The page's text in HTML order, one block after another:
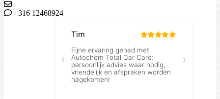
+316 12468924